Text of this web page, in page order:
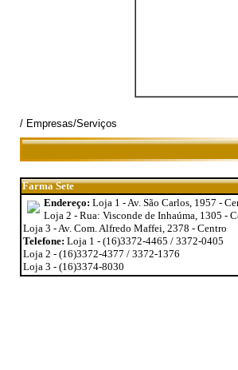
/ Empresas/Serviços
Farma Sete
Endereço: Loja 1 - Av. São Carlos, 1957 -
Loja 2 - Rua: Visconde de Inhaúma, 1305 -
Loja 3 - Av. Com. Alfredo Maffei, 2378 - Centro
Telefone: Loja 1 - (16)3372-4465 / 3372-0405
Loja 2 - (16)3372-4377 / 3372-1376
Loja 3 - (16)3374-8030